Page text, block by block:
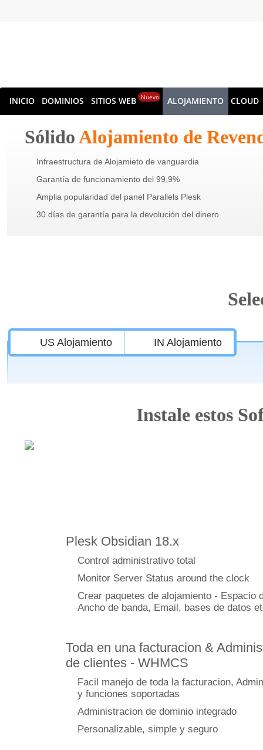
INICIO DOMINIOS SITIOS WEB Nuevo ALOJAMIENTO CLOUD
SólidoAlojamiento de
Infraestructura de Alojamieto de vanguardia
Garantía de funcionamiento del 99,9%
Amplia popularidad del panel Parallels Plesk
30 días de garantía para la devolución del dinero
US Alojamiento IN Alojamiento
Instale estos
Plesk Obsidian 18.x
Control administrativo total
Monitor Server Status around the clock
Crear paquetes de alojamiento - Espacio
Ancho de banda, Email, bases de datos
Toda en una facturacion &
de clientes - WHMCS
Facil manejo de toda la facturacion,
y funciones soportadas
Administracion de dominio integrado
Personalizable, simple y seguro